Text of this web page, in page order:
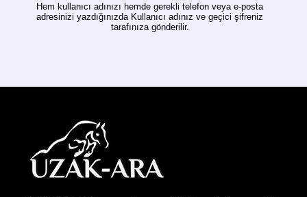
Hem kullanıcı adınızı hemde gerekli telefon veya e-posta
adresinizi yazdığınızda Kullanıcı adınız ve geçici şifreniz
tarafınıza gönderilir.